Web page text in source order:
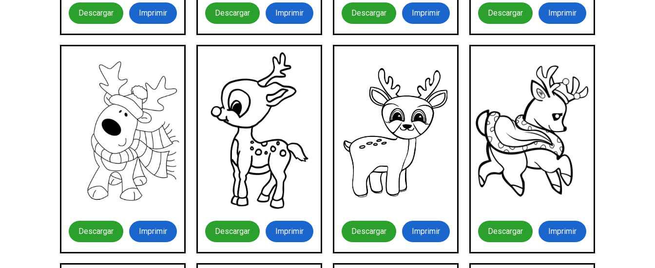
Descargar Imprimir Descargar Imprimir Descargar Imprimir Descargar Imprimir
Descargar Imprimir Descargar Imprimir Descargar Imprimir Descargar Imprimir